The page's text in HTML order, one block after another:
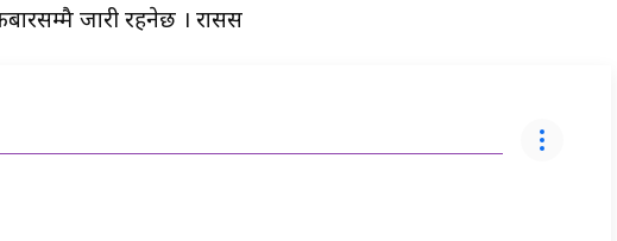
जारी रहनेछ । रासस